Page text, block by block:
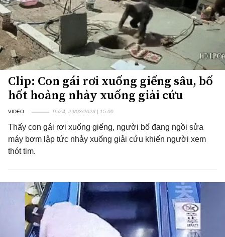
Clip: Con gái rơi xuống giếng sâu, bố
hốt hoảng nhảy xuống giải cứu
VIDEO Thứ 4, 29/03/2023 | 15:00
Thấy con gái rơi xuống giếng, người bố đang ngồi sửa
máy bơm lập tức nhảy xuống giải cứu khiến người xem
thót tim.